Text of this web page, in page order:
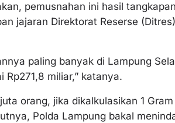
pemusnahan ini hasil
jajaran Direktorat Reserse
paling banyak di Lampung
miliar,” katanya.
orang, jika dikalkulasikan 1
Polda Lampung bakal